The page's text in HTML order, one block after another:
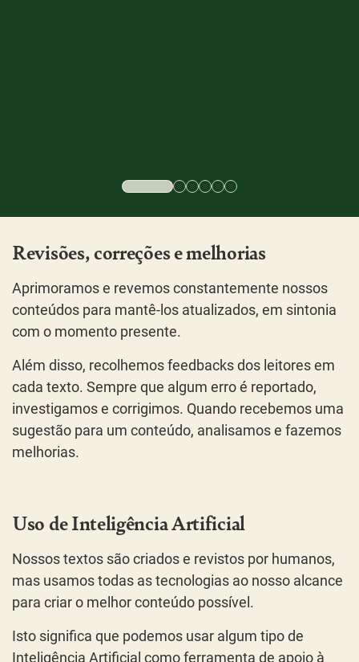
Revisões, correções e melhorias
Aprimoramos e revemos constantemente nossos
conteúdos para mantê-los atualizados, em sintonia
com o momento presente.
Além disso, recolhemos feedbacks dos leitores em
cada texto. Sempre que algum erro é reportado,
investigamos e corrigimos. Quando recebemos uma
sugestão para um conteúdo, analisamos e fazemos
melhorias.
Uso de Inteligência Artificial
Nossos textos são criados e revistos por humanos,
mas usamos todas as tecnologias ao nosso alcance
para criar o melhor conteúdo possível.
Isto significa que podemos usar algum tipo de
Inteligência Artificial como ferramenta de apoio à